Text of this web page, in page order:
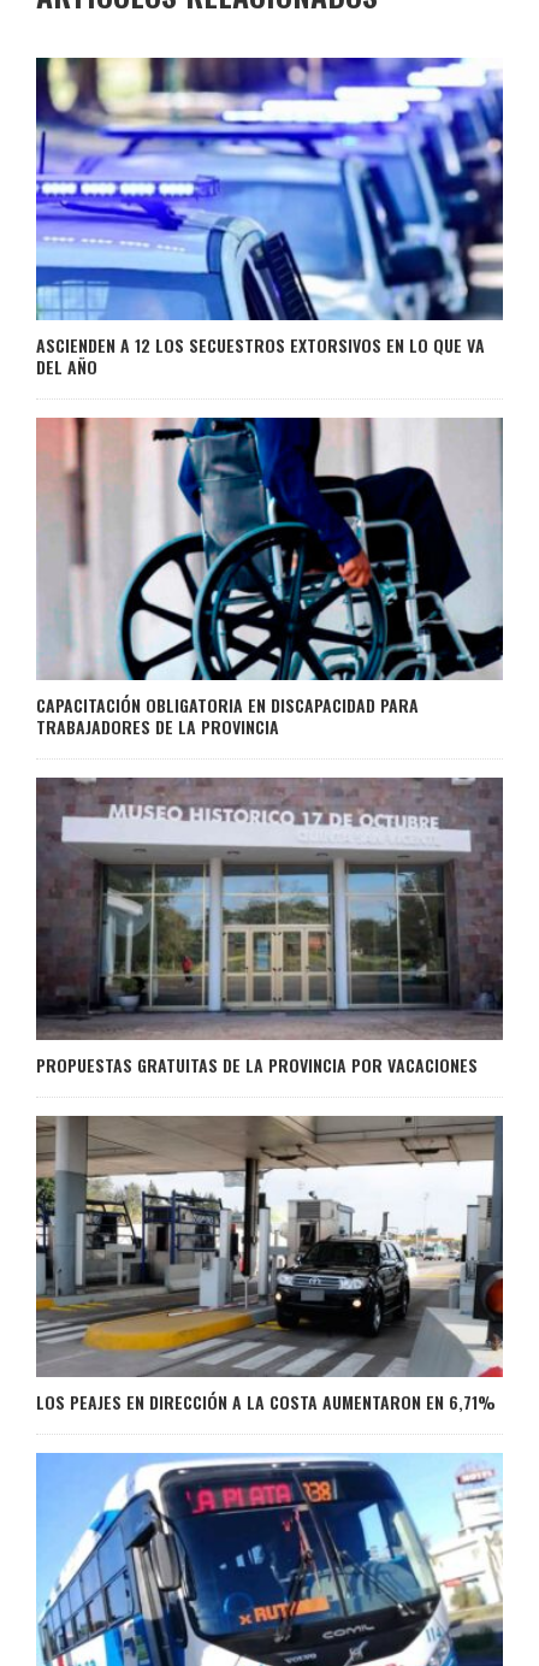
ASCIENDEN A 12 LOS SECUESTROS EXTORSIVOS EN LO QUE VA
DEL AÑO
CAPACITACIÓN OBLIGATORIA EN DISCAPACIDAD PARA
TRABAJADORES DE LA PROVINCIA
PROPUESTAS GRATUITAS DE LA PROVINCIA POR VACACIONES
LOS PEAJES EN DIRECCIÓN A LA COSTA AUMENTARON EN 6,71%